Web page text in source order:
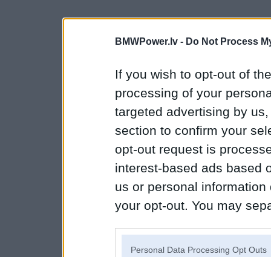
BMWPower.lv - Do Not Process
If you wish to opt-out of
processing of your
targeted advertising by
section to confirm your
opt-out request is
interest-based ads based
us or personal
your opt-out. You may
Personal Data Processing Opt Outs